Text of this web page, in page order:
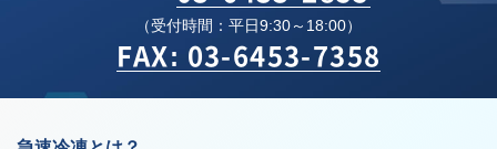
（受付時間：平日9:30～18:00）
FAX: 03-6453-7358